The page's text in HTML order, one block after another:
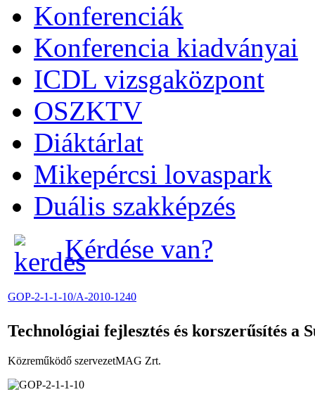
Konferenciák
Konferencia kiadványai
ICDL vizsgaközpont
OSZKTV
Diáktárlat
Mikepércsi lovaspark
Duális szakképzés
Kérdése van?
GOP-2-1-1-10/A-2010-1240
Technológiai fejlesztés és korszerűsítés a
Közreműködő szervezetMAG Zrt.